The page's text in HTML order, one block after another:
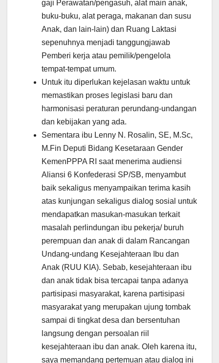
gaji Perawatan/pengasuh, alat main anak,
buku-buku, alat peraga, makanan dan susu
Anak, dan lain-lain) dan Ruang Laktasi
sepenuhnya menjadi tanggungjawab
Pemberi kerja atau pemilik/pengelola
tempat-tempat umum.
Untuk itu diperlukan kejelasan waktu untuk
memastikan proses legislasi baru dan
harmonisasi peraturan perundang-undangan
dan kebijakan yang ada.
Sementara ibu Lenny N. Rosalin, SE, M.Sc,
M.Fin Deputi Bidang Kesetaraan Gender
KemenPPPA RI saat menerima audiensi
Aliansi 6 Konfederasi SP/SB, menyambut
baik sekaligus menyampaikan terima kasih
atas kunjungan sekaligus dialog sosial untuk
mendapatkan masukan-masukan terkait
masalah perlindungan ibu pekerja/ buruh
perempuan dan anak di dalam Rancangan
Undang-undang Kesejahteraan Ibu dan
Anak (RUU KIA). Sebab, kesejahteraan ibu
dan anak tidak bisa tercapai tanpa adanya
partisipasi masyarakat, karena partisipasi
masyarakat yang merupakan ujung tombak
sampai di tingkat desa dan bersentuhan
langsung dengan persoalan riil
kesejahteraan ibu dan anak. Oleh karena itu,
saya memandang pertemuan atau dialog ini